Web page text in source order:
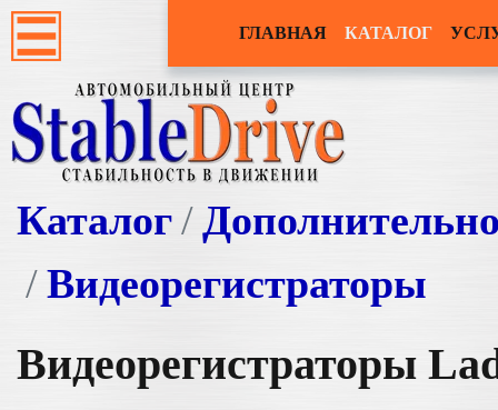
ГЛАВНАЯ КАТАЛОГ
Каталог
Видеорегистраторы
Видеорегистраторы